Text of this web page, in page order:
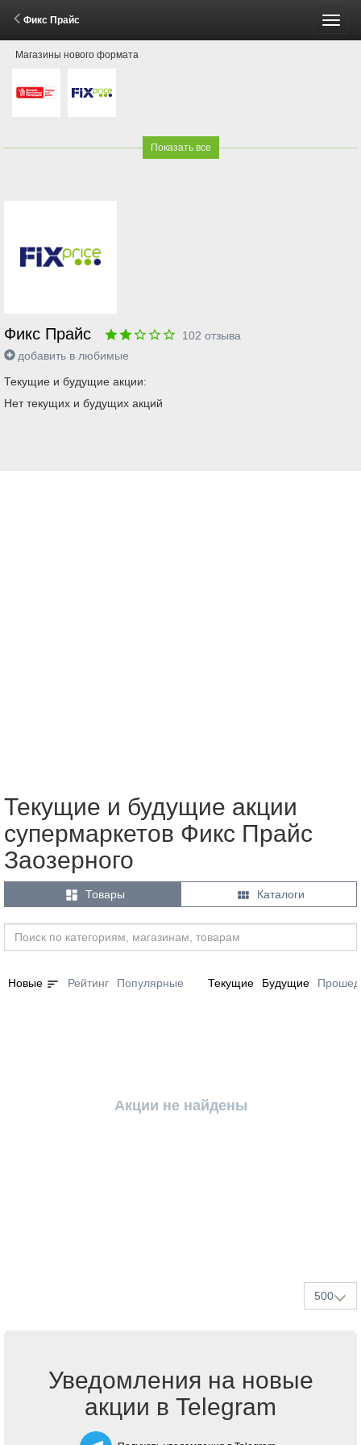
Фикс Прайс
Магазины нового формата
Показать все
Фикс Прайс 102 отзыва
добавить в любимые
Текущие и будущие акции:
Нет текущих и будущих акций
Текущие и будущие акции
супермаркетов Фикс Прайс
Заозерного
 Товары  Каталоги
Новые sort Рейтинг Популярные Текущие Будущие
Акции не найдены
500
Уведомления на новые
акции в Telegram